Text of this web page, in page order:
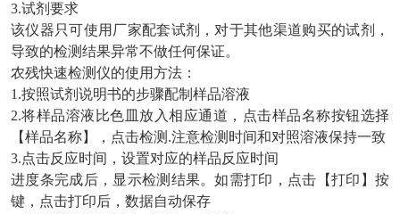
3.试剂要求
该仪器只可使用厂家配套试剂，对于其他渠道购买的试剂，
导致的检测结果异常不做任何保证。
农残快速检测仪的使用方法：
1.按照试剂说明书的步骤配制样品溶液
2.将样品溶液比色皿放入相应通道，点击样品名称按钮选择
【样品名称】，点击检测.注意检测时间和对照溶液保持一致
3.点击反应时间，设置对应的样品反应时间
进度条完成后，显示检测结果。如需打印，点击【打印】按
键，点击打印后，数据自动保存